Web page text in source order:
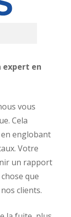
expert en
vous
Cela
englobant
Votre
un rapport
que
clients.